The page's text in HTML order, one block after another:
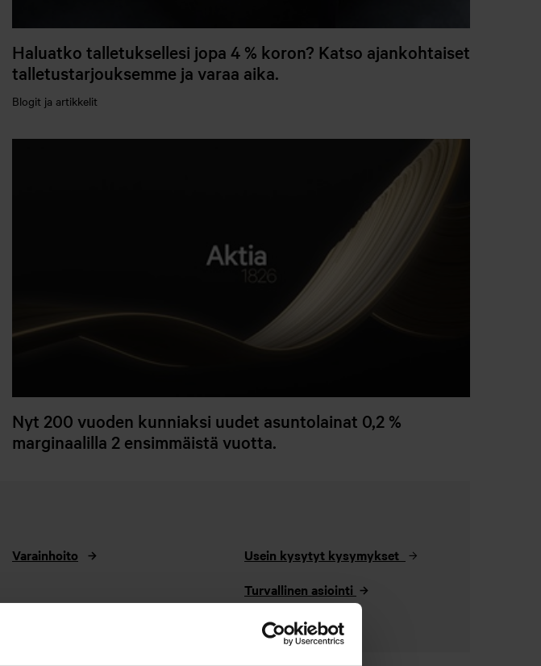
Haluatko talletuksellesi jopa 4 % koron? Katso ajankohtaiset
talletustarjouksemme ja varaa aika.
Blogit ja artikkelit
Nyt 200 vuoden kunniaksi uudet asuntolainat 0,2 %
marginaalilla 2 ensimmäistä vuotta.
Varainhoito
Usein kysytyt kysymykset
Turvallinen asiointi